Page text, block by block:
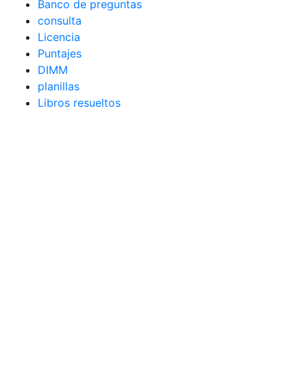
Banco de preguntas
consulta
Licencia
Puntajes
DIMM
planillas
Libros resueltos